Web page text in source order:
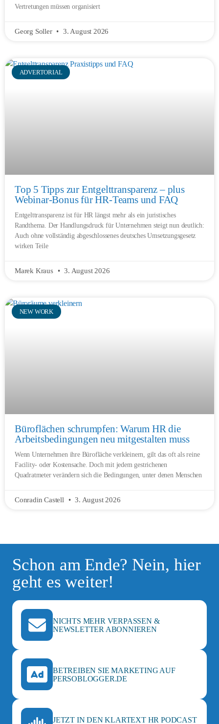
Vertretungen müssen organisiert
Georg Soller 3. August 2026
ADVERTORIAL
Top 5 Tipps zur Entgelttransparenz – plus
Webinar-Bonus für HR-Teams und FAQ
Entgelttransparenz ist für HR längst mehr als ein juristisches
Randthema. Der Handlungsdruck für Unternehmen steigt nun deutlich:
Auch ohne vollständig abgeschlossenes deutsches Umsetzungsgesetz
wirken Teile
Marek Kraus 3. August 2026
NEW WORK
Büroflächen schrumpfen: Warum HR die
Arbeitsbedingungen neu mitgestalten muss
Wenn Unternehmen ihre Bürofläche verkleinern, gilt das oft als reine
Facility- oder Kostensache. Doch mit jedem gestrichenen
Quadratmeter verändern sich die Bedingungen, unter denen Menschen
Conradin Castell 3. August 2026
Schon am Ende? Nein, hier
geht es weiter!
NICHTS MEHR VERPASSEN &
NEWSLETTER ABONNIEREN
BETREIBEN SIE MARKETING AUF
PERSOBLOGGER.DE
JETZT IN DEN KLARTEXT HR PODCAST